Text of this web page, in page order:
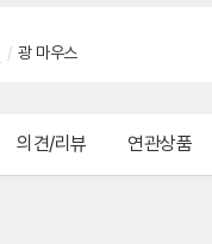
/ 광 마우스
의견/리뷰 연관상품